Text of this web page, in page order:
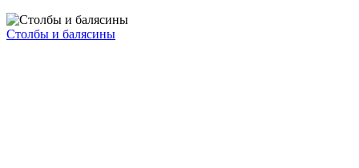
Столбы и балясины